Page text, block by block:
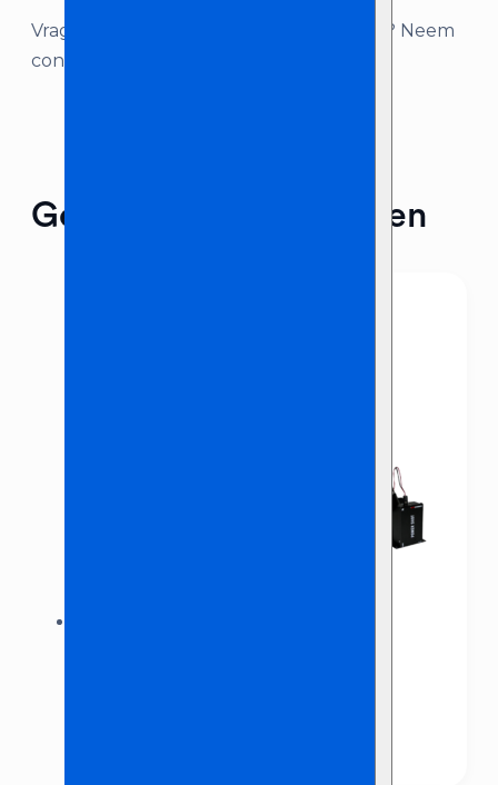
Vragen over dit product, of advies nodig? Neem
contact met ons op!
Gerelateerde producten